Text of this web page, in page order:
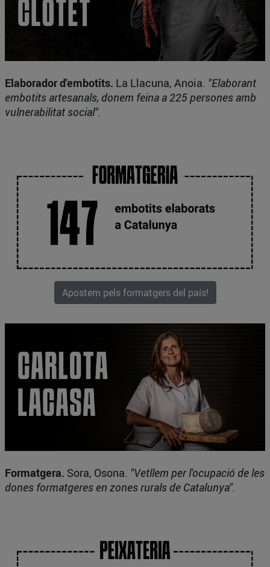
Elaborador d'embotits. La Llacuna, Anoia. "Elaborant
embotits artesanals, donem feina a 225 persones amb
vulnerabilitat social".
Apostem pels formatgers del país!
Formatgera. Sora, Osona. "Vetllem per l'ocupació de les
dones formatgeres en zones rurals de Catalunya".